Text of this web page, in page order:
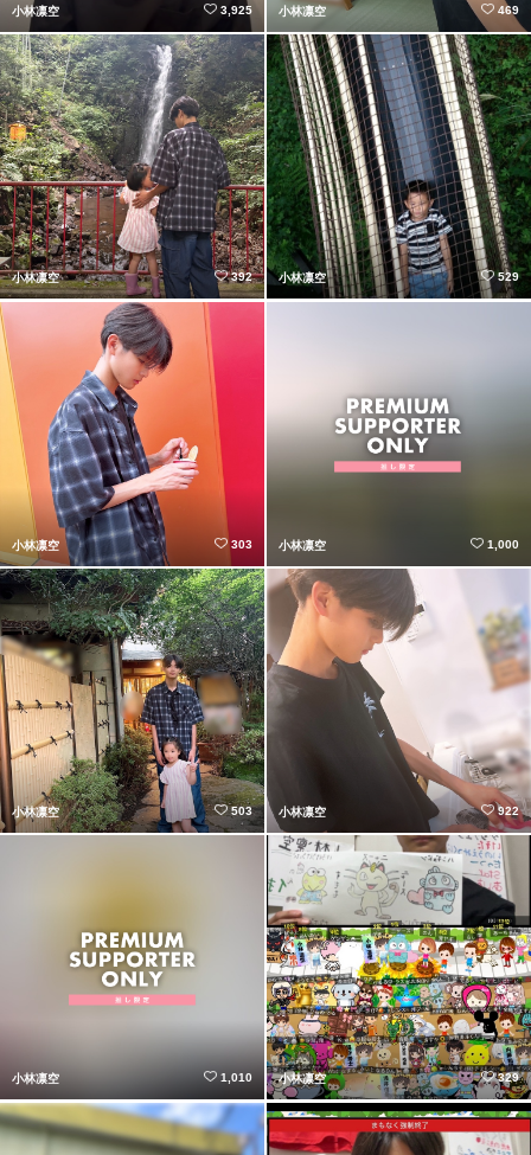
小林凛空 3,925 小林凛空 469
小林凛空 392 小林凛空 529
小林凛空 303 小林凛空 1,000
小林凛空 503 小林凛空 922
小林凛空 1,010 小林凛空 329